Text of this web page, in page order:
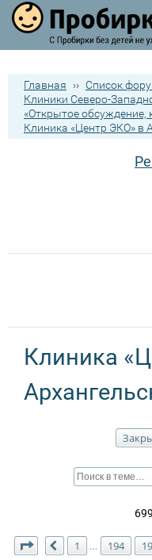
Главная ›› Список
Клиники Северо-
«Открытое обсуждение,
Клиника «Центр ЭКО» в
Клиника
Страница 196 из200
Пред.
1 … 194